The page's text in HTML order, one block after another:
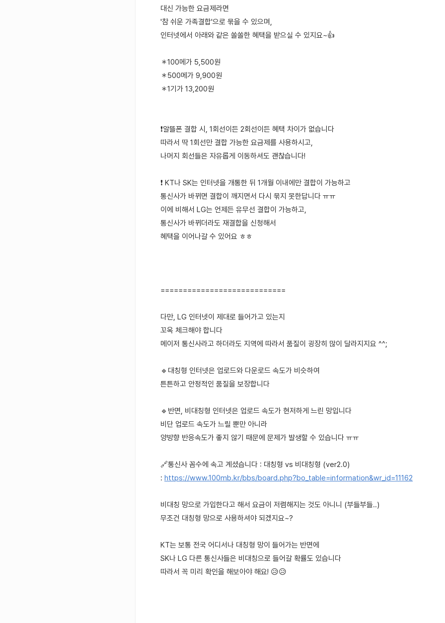
대신 가능한 요금제라면
'참 쉬운 가족결합'으로 묶을 수 있으며,
인터넷에서 아래와 같은 쏠쏠한 혜택을 받으실 수 있지요~👍
＊100메가 5,500원
＊500메가 9,900원
＊1기가 13,200원
❗알뜰폰 결합 시, 1회선이든 2회선이든 혜택 차이가 없습니다
따라서 딱 1회선만 결합 가능한 요금제를 사용하시고,
나머지 회선들은 자유롭게 이동하셔도 괜찮습니다!
❗ KT나 SK는 인터넷을 개통한 뒤 1개월 이내에만 결합이 가능하고
통신사가 바뀌면 결합이 깨지면서 다시 묶지 못한답니다 ㅠㅠ
이에 비해서 LG는 언제든 유무선 결합이 가능하고,
통신사가 바뀌더라도 재결합을 신청해서
혜택을 이어나갈 수 있어요 ㅎㅎ
============================
다만, LG 인터넷이 제대로 들어가고 있는지
꼬옥 체크해야 합니다
메이저 통신사라고 하더라도 지역에 따라서 품질이 굉장히 많이 달라지지요 ^^;
🔹대칭형 인터넷은 업로드와 다운로드 속도가 비슷하여
튼튼하고 안정적인 품질을 보장합니다
🔹반면, 비대칭형 인터넷은 업로드 속도가 현저하게 느린 망입니다
비단 업로드 속도가 느릴 뿐만 아니라
양방향 반응속도가 좋지 않기 때문에 문제가 발생할 수 있습니다 ㅠㅠ
🔗통신사 꼼수에 속고 계셨습니다 : 대칭형 vs 비대칭형 (ver2.0)
: https://www.100mb.kr/bbs/board.php?bo_table=information&wr_id=11162
비대칭 망으로 가입한다고 해서 요금이 저렴해지는 것도 아니니 (부들부들..)
무조건 대칭형 망으로 사용하셔야 되겠지요~?
KT는 보통 전국 어디서나 대칭형 망이 들어가는 반면에
SK나 LG 다른 통신사들은 비대칭으로 들어갈 확률도 있습니다
따라서 꼭 미리 확인을 해보아야 해요! 😥😥